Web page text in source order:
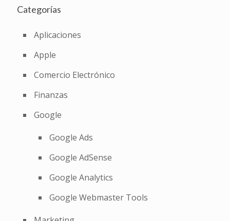
Categorías
Aplicaciones
Apple
Comercio Electrónico
Finanzas
Google
Google Ads
Google AdSense
Google Analytics
Google Webmaster Tools